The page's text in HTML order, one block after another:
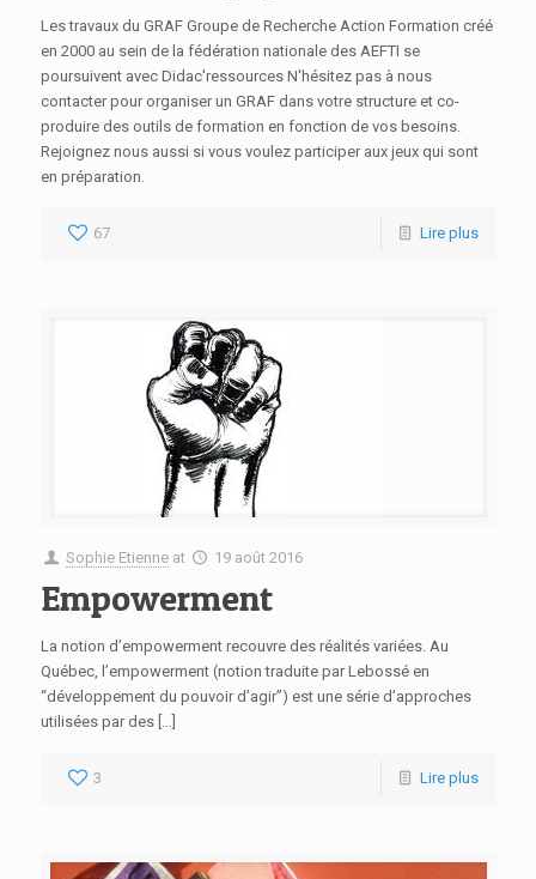
Les travaux du GRAF Groupe de Recherche Action Formation créé
en 2000 au sein de la fédération nationale des AEFTI se
poursuivent avec Didac'ressources N'hésitez pas à nous
contacter pour organiser un GRAF dans votre structure et co-
produire des outils de formation en fonction de vos besoins.
Rejoignez nous aussi si vous voulez participer aux jeux qui sont
en préparation.
67 Lire plus
Sophie Etienne at 19 août 2016
Empowerment
La notion d’empowerment recouvre des réalités variées. Au
Québec, l’empowerment (notion traduite par Lebossé en
“développement du pouvoir d’agir”) est une série d’approches
utilisées par des […]
3 Lire plus